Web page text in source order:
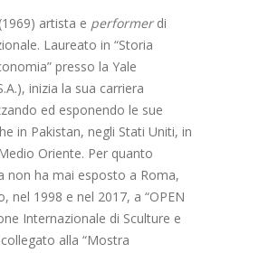
artista e performerdi
Laureato in “Storia
presso la Yale
inizia la sua carriera
ed esponendo le sue
in Pakistan, negli Stati Uniti, in
Oriente. Per quanto
non ha mai esposto a Roma,
nel 1998 e nel 2017, a “OPEN
Internazionale di Sculture e
alla “Mostra